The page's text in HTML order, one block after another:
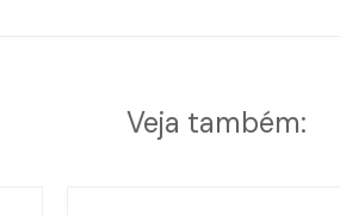
Veja também: